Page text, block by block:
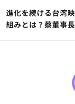
進化を続ける台湾
組みとは？蔡董事